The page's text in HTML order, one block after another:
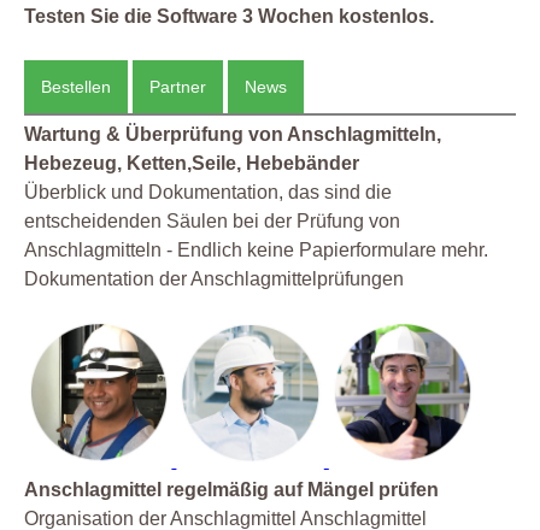
Testen Sie die Software 3 Wochen kostenlos.
Bestellen Partner News
Wartung & Überprüfung von Anschlagmitteln,
Hebezeug, Ketten,Seile, Hebebänder
Überblick und Dokumentation, das sind die
entscheidenden Säulen bei der Prüfung von
Anschlagmitteln - Endlich keine Papierformulare mehr.
Dokumentation der Anschlagmittelprüfungen
Anschlagmittel regelmäßig auf Mängel prüfen
Organisation der Anschlagmittel Anschlagmittel